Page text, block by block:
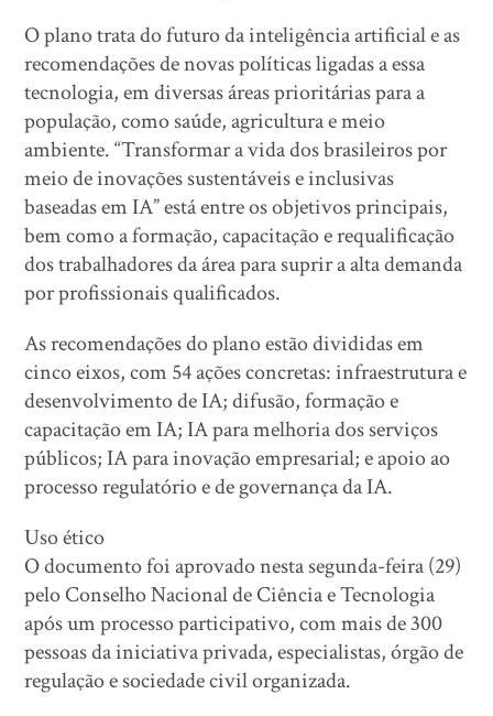
O plano trata do futuro da inteligência artificial e as
recomendações de novas políticas ligadas a essa
tecnologia, em diversas áreas prioritárias para a
população, como saúde, agricultura e meio
ambiente. “Transformar a vida dos brasileiros por
meio de inovações sustentáveis e inclusivas
baseadas em IA” está entre os objetivos principais,
bem como a formação, capacitação e requalificação
dos trabalhadores da área para suprir a alta demanda
por profissionais qualificados.
As recomendações do plano estão divididas em
cinco eixos, com 54 ações concretas: infraestrutura e
desenvolvimento de IA; difusão, formação e
capacitação em IA; IA para melhoria dos serviços
públicos; IA para inovação empresarial; e apoio ao
processo regulatório e de governança da IA.
Uso ético
O documento foi aprovado nesta segunda-feira (29)
pelo Conselho Nacional de Ciência e Tecnologia
após um processo participativo, com mais de 300
pessoas da iniciativa privada, especialistas, órgão de
regulação e sociedade civil organizada.